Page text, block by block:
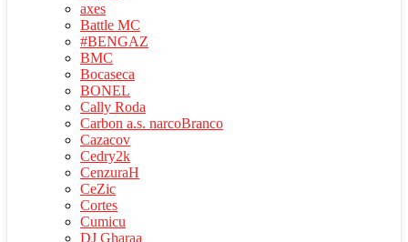
axes
Battle MC
#BENGAZ
BMC
Bocaseca
BONEL
Cally Roda
Carbon a.s. narcoBranco
Cazacov
Cedry2k
CenzuraH
CeZic
Cortes
Cumicu
DJ Gharaa